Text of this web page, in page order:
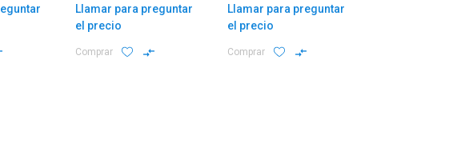
Llamar para preguntar
el precio
Comprar
in/combinar)
Llamar para preguntar
el precio
Comprar